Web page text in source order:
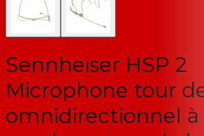
Sennheiser HSP 2
Microphone tour
omnidirectionnel à